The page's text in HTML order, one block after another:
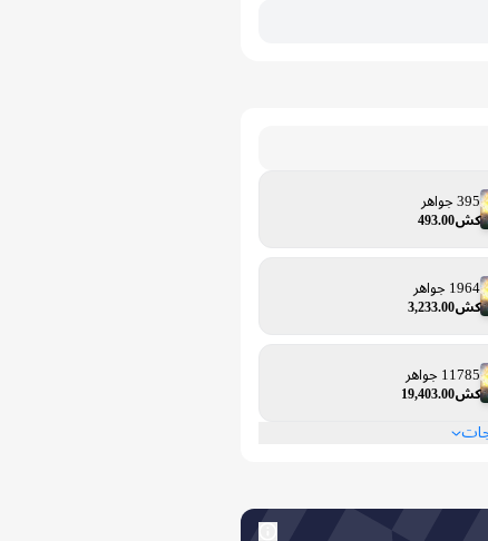
395 جواهر
كش493.00
1964 جواهر
كش3,233.00
11785 جواهر
كش19,403.00